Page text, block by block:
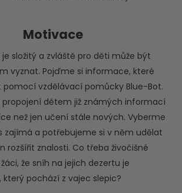
Motivace
složitý a zvláště pro děti může být
vyznat. Pojďme si informace, které
pomocí vzdělávací pomůcky Blue-Bot.
propojení dětem již známých informací
než jen učení stále nových. Vyberme
zajímá a potřebujeme si v něm udělat
rozšířit znalosti. Co třeba živočišné
že sníh na jejich dezertu je
který pochází z vajec slepic?